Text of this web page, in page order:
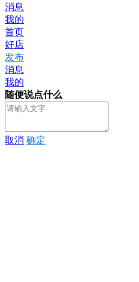
消息
我的
首页
好店
发布
消息
我的
随便说点什么
取消 确定